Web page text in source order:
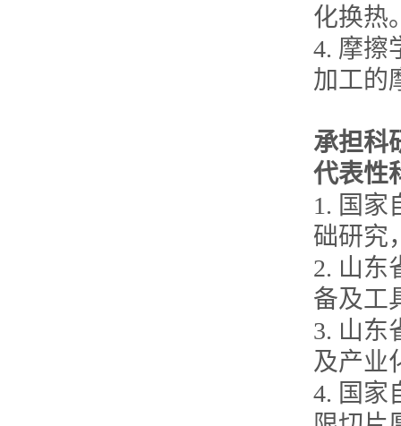
化换热
4. 摩擦
加工的
承担科
代表性
1. 国家
础研究
2. 山东
备及工
3. 山东
及产业
4. 国家